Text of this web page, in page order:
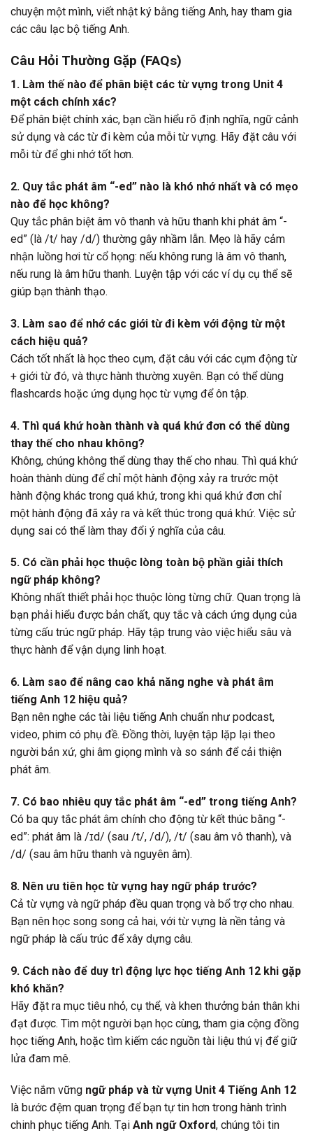
chuyện một mình, viết nhật ký bằng tiếng Anh, hay tham gia
các câu lạc bộ tiếng Anh.
Câu Hỏi Thường Gặp (FAQs)
1. Làm thế nào để phân biệt các từ vựng trong Unit 4
một cách chính xác?
Để phân biệt chính xác, bạn cần hiểu rõ định nghĩa, ngữ cảnh
sử dụng và các từ đi kèm của mỗi từ vựng. Hãy đặt câu với
mỗi từ để ghi nhớ tốt hơn.
2. Quy tắc phát âm “-ed” nào là khó nhớ nhất và có mẹo
nào để học không?
Quy tắc phân biệt âm vô thanh và hữu thanh khi phát âm “-
ed” (là /t/ hay /d/) thường gây nhầm lẫn. Mẹo là hãy cảm
nhận luồng hơi từ cổ họng: nếu không rung là âm vô thanh,
nếu rung là âm hữu thanh. Luyện tập với các ví dụ cụ thể sẽ
giúp bạn thành thạo.
3. Làm sao để nhớ các giới từ đi kèm với động từ một
cách hiệu quả?
Cách tốt nhất là học theo cụm, đặt câu với các cụm động từ
+ giới từ đó, và thực hành thường xuyên. Bạn có thể dùng
flashcards hoặc ứng dụng học từ vựng để ôn tập.
4. Thì quá khứ hoàn thành và quá khứ đơn có thể dùng
thay thế cho nhau không?
Không, chúng không thể dùng thay thế cho nhau. Thì quá khứ
hoàn thành dùng để chỉ một hành động xảy ra trước một
hành động khác trong quá khứ, trong khi quá khứ đơn chỉ
một hành động đã xảy ra và kết thúc trong quá khứ. Việc sử
dụng sai có thể làm thay đổi ý nghĩa của câu.
5. Có cần phải học thuộc lòng toàn bộ phần giải thích
ngữ pháp không?
Không nhất thiết phải học thuộc lòng từng chữ. Quan trọng là
bạn phải hiểu được bản chất, quy tắc và cách ứng dụng của
từng cấu trúc ngữ pháp. Hãy tập trung vào việc hiểu sâu và
thực hành để vận dụng linh hoạt.
6. Làm sao để nâng cao khả năng nghe và phát âm
tiếng Anh 12 hiệu quả?
Bạn nên nghe các tài liệu tiếng Anh chuẩn như podcast,
video, phim có phụ đề. Đồng thời, luyện tập lặp lại theo
người bản xứ, ghi âm giọng mình và so sánh để cải thiện
phát âm.
7. Có bao nhiêu quy tắc phát âm “-ed” trong tiếng Anh?
Có ba quy tắc phát âm chính cho động từ kết thúc bằng “-
ed”: phát âm là /ɪd/ (sau /t/, /d/), /t/ (sau âm vô thanh), và
/d/ (sau âm hữu thanh và nguyên âm).
8. Nên ưu tiên học từ vựng hay ngữ pháp trước?
Cả từ vựng và ngữ pháp đều quan trọng và bổ trợ cho nhau.
Bạn nên học song song cả hai, với từ vựng là nền tảng và
ngữ pháp là cấu trúc để xây dựng câu.
9. Cách nào để duy trì động lực học tiếng Anh 12 khi gặp
khó khăn?
Hãy đặt ra mục tiêu nhỏ, cụ thể, và khen thưởng bản thân khi
đạt được. Tìm một người bạn học cùng, tham gia cộng đồng
học tiếng Anh, hoặc tìm kiếm các nguồn tài liệu thú vị để giữ
lửa đam mê.
Việc nắm vững ngữ pháp và từ vựng Unit 4 Tiếng Anh 12
là bước đệm quan trọng để bạn tự tin hơn trong hành trình
chinh phục tiếng Anh. Tại Anh ngữ Oxford, chúng tôi tin